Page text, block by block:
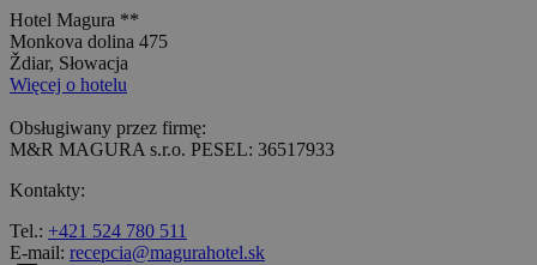
Hotel Magura **
Monkova dolina 475
Ždiar, Słowacja
Więcej o hotelu
Obsługiwany przez firmę:
M&R MAGURA s.r.o. PESEL: 36517933
Kontakty:
Tel.: +421 524 780 511
E-mail: recepcia@magurahotel.sk